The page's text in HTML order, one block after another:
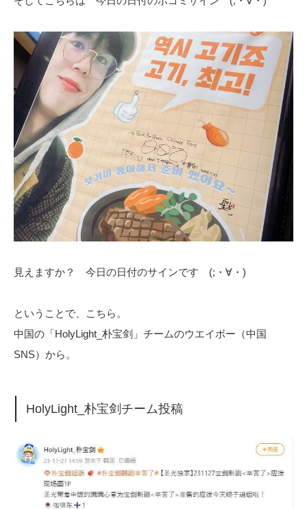
見えますか？ 今日の日付のサインです (;・∀・)
ということで、こちら。
中国の「HolyLight_朴宝剑」チームのウエイボー（中国
SNS）から。
HolyLight_朴宝剑チーム投稿